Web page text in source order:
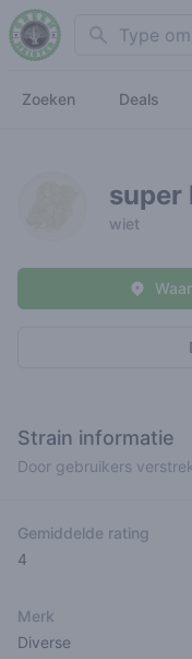
Search
Zoeken Deals
super
wiet
Strain informatie
Door gebruikers
Gemiddelde rating
4
Merk
Diverse